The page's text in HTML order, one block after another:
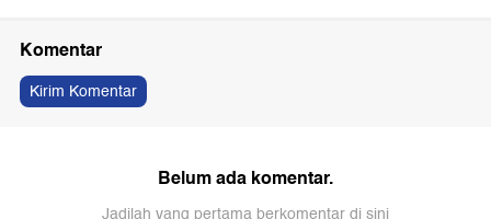
Komentar
Kirim Komentar
Belum ada komentar.